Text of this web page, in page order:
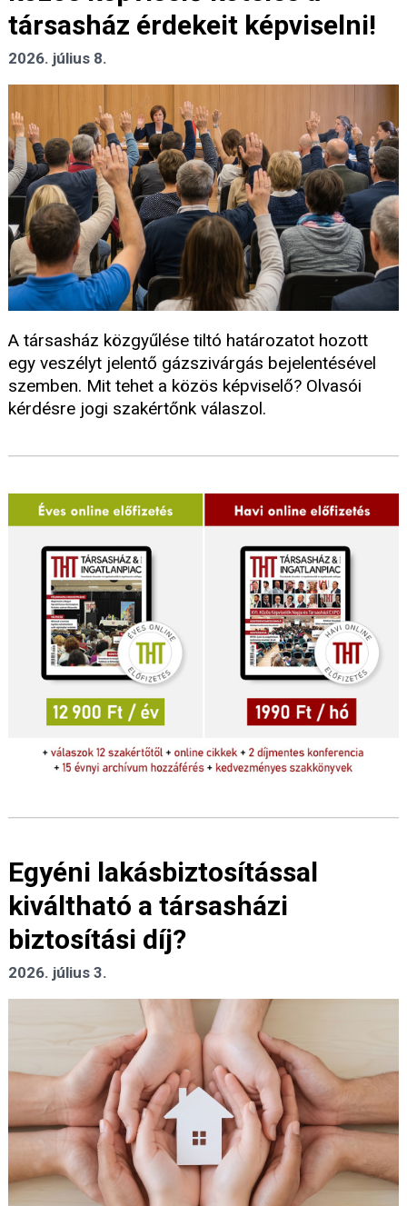
társasház érdekeit képviselni!
2026. július 8.
A társasház közgyűlése tiltó határozatot hozott
egy veszélyt jelentő gázszivárgás bejelentésével
szemben. Mit tehet a közös képviselő? Olvasói
kérdésre jogi szakértőnk válaszol.
Egyéni lakásbiztosítással
kiváltható a társasházi
biztosítási díj?
2026. július 3.